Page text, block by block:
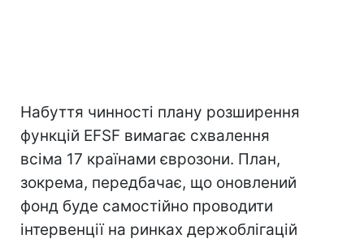
Набуття чинності плану розширення
функцій EFSF вимагає схвалення
всіма 17 країнами єврозони. План,
зокрема, передбачає, що оновлений
фонд буде самостійно проводити
інтервенції на ринках держоблігацій